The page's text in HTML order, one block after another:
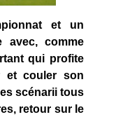
et un
avec, comme
qui profite
et couler son
scénarii tous
retour sur le